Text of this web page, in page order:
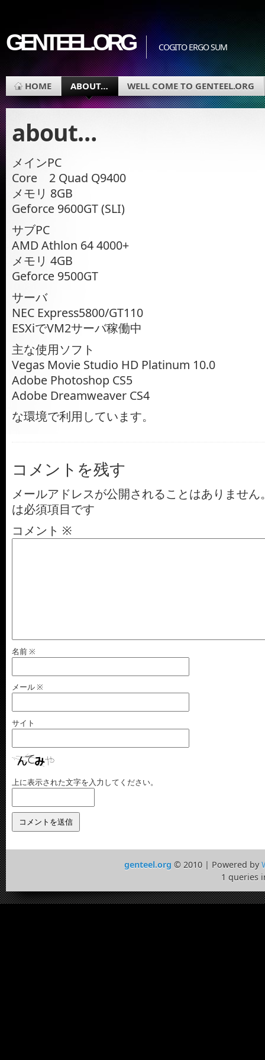
GENTEEL.ORG COGITO ERGO SUM
HOME ABOUT… WELL COME TO GENTEEL.ORG
about…
メインPC
Core 2 Quad Q9400
メモリ 8GB
Geforce 9600GT (SLI)
サブPC
AMD Athlon 64 4000+
メモリ 4GB
Geforce 9500GT
サーバ
NEC Express5800/GT110
ESXiでVM2サーバ稼働中
主な使用ソフト
Vegas Movie Studio HD Platinum 10.0
Adobe Photoshop CS5
Adobe Dreamweaver CS4
な環境で利用しています。
コメントを残す
メールアドレスが公開されることはありません
は必須項目です
コメント ※
名前※
メール※
サイト
上に表示された文字を入力してください。
genteel.org © 2010 | Powered by
1 queries